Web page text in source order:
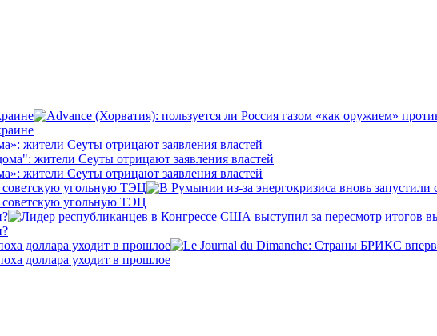
жители Сеуты отрицают заявления властей
жители Сеуты отрицают заявления властей
советскую угольную ТЭЦ
советскую угольную ТЭЦ
доллара уходит в прошлое
доллара уходит в прошлое